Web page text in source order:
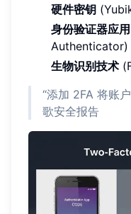
硬件密钥
身份验证器应用
Authenticator)
生物识别技术
“添加 2FA 将账
歌安全报告